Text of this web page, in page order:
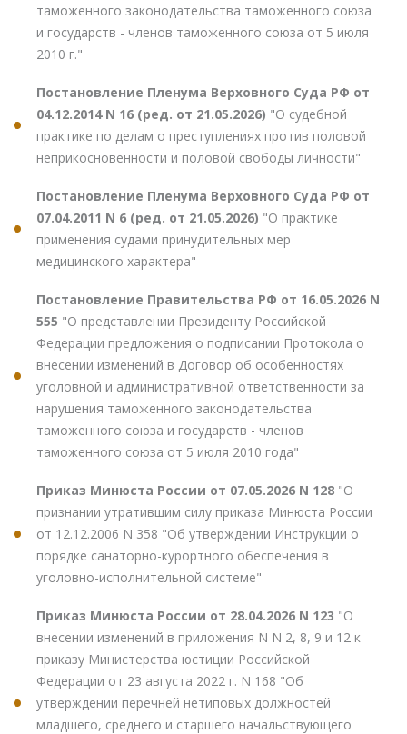
таможенного законодательства таможенного союза
и государств - членов таможенного союза от 5 июля
2010 г."
Постановление Пленума Верховного Суда РФ от
04.12.2014 N 16 (ред. от 21.05.2026) "О судебной
практике по делам о преступлениях против половой
неприкосновенности и половой свободы личности"
Постановление Пленума Верховного Суда РФ от
07.04.2011 N 6 (ред. от 21.05.2026) "О практике
применения судами принудительных мер
медицинского характера"
Постановление Правительства РФ от 16.05.2026 N
555 "О представлении Президенту Российской
Федерации предложения о подписании Протокола о
внесении изменений в Договор об особенностях
уголовной и административной ответственности за
нарушения таможенного законодательства
таможенного союза и государств - членов
таможенного союза от 5 июля 2010 года"
Приказ Минюста России от 07.05.2026 N 128 "О
признании утратившим силу приказа Минюста России
от 12.12.2006 N 358 "Об утверждении Инструкции о
порядке санаторно-курортного обеспечения в
уголовно-исполнительной системе"
Приказ Минюста России от 28.04.2026 N 123 "О
внесении изменений в приложения N N 2, 8, 9 и 12 к
приказу Министерства юстиции Российской
Федерации от 23 августа 2022 г. N 168 "Об
утверждении перечней нетиповых должностей
младшего, среднего и старшего начальствующего